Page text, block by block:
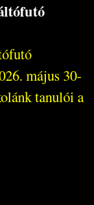
május 30-
tanulói a